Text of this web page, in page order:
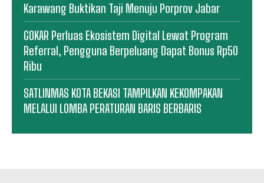
Karawang Buktikan Taji Menuju Porprov Jabar
GOKAR Perluas Ekosistem Digital Lewat Program
Referral, Pengguna Berpeluang Dapat Bonus Rp50
Ribu
SATLINMAS KOTA BEKASI TAMPILKAN KEKOMPAKAN
MELALUI LOMBA PERATURAN BARIS BERBARIS